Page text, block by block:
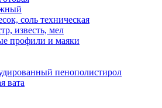
соль техническая
известь, мел
профили и маяки
пенополистирол
вата